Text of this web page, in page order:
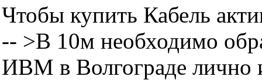
Чтобы купить Кабель
-- >B 10м необходимо
ИВМ в Волгограде лично